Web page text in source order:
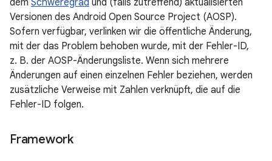
dem Schweregrad und (falls zutreffend) aktualisierten
Versionen des Android Open Source Project (AOSP).
Sofern verfügbar, verlinken wir die öffentliche Änderung,
mit der das Problem behoben wurde, mit der Fehler-ID,
z. B. der AOSP-Änderungsliste. Wenn sich mehrere
Änderungen auf einen einzelnen Fehler beziehen, werden
zusätzliche Verweise mit Zahlen verknüpft, die auf die
Fehler-ID folgen.
Framework